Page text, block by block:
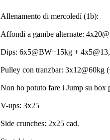
Allenamento di mercoledí (1b):
Affondi a gambe alternate:
Dips: 6x5@BW+15kg +
Pulley con tranzbar: 3x12@60kg
Non ho potuto fare i Jump su box
V-ups: 3x25
Side crunches: 2x25 cad.